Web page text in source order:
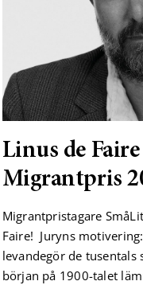
Linus de
Migrantpris
Migrantpristagare
Faire! Juryns
levandegör de tusentals
början på 1900-talet